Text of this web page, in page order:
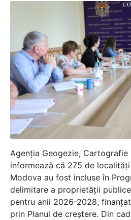
Agenția Geogezie, Cartografie
informează că 275 de
Modova au fost incluse în
delimitare a proprietății
pentru anii 2026-2028,
prin Planul de creștere. Din